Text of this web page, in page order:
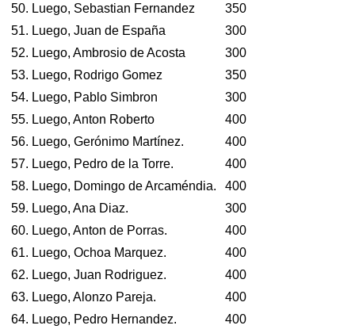
50. Luego, Sebastian Fernandez
350
51. Luego, Juan de España
300
52. Luego, Ambrosio de Acosta
300
53. Luego, Rodrigo Gomez
350
54. Luego, Pablo Simbron
300
55. Luego, Anton Roberto
400
56. Luego, Gerónimo Martínez.
400
57. Luego, Pedro de la Torre.
400
58. Luego, Domingo de Arcaméndia.
400
59. Luego, Ana Diaz.
300
60. Luego, Anton de Porras.
400
61. Luego, Ochoa Marquez.
400
62. Luego, Juan Rodriguez.
400
63. Luego, Alonzo Pareja.
400
64. Luego, Pedro Hernandez.
400